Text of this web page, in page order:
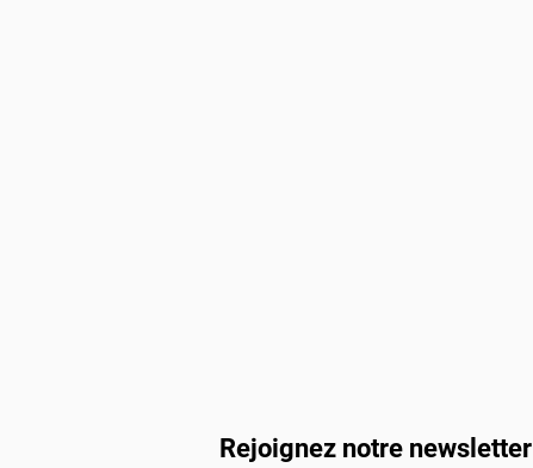
Rejoignez notre newsletter